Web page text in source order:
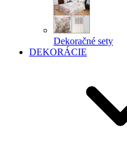
Dekoračné sety
DEKORÁCIE